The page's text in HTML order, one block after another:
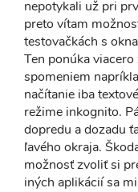
nepotykali už pri
preto vítam
testovačkách s
Ten ponúka
spomeniem
načítanie iba
režime inkognito.
dopredu a dozadu
ľavého okraja.
možnosť zvoliť si
iných aplikácií sa